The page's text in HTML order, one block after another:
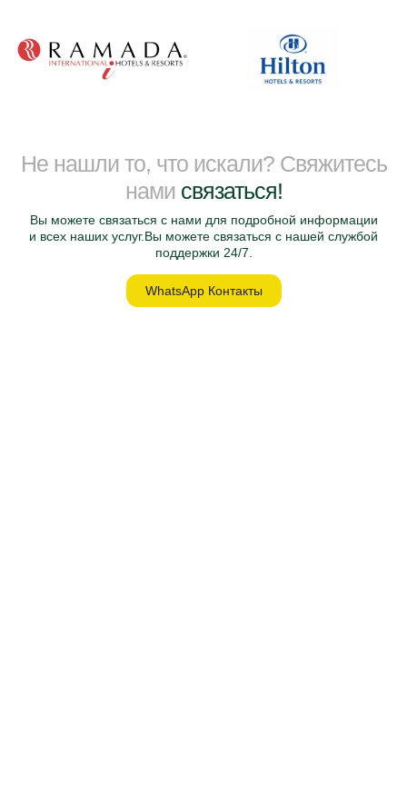
Не нашли то, что искали? Свяжитесь
нами связаться!
Вы можете связаться с нами для подробной информации
и всех наших услуг.Вы можете связаться с нашей службой
поддержки 24/7.
WhatsApp Контакты